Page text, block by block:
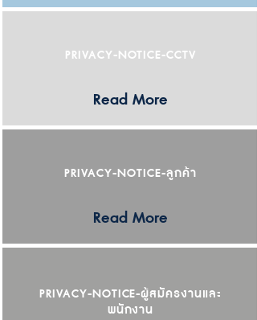
PRIVACY-NOTICE-CCTV
Read More
PRIVACY-NOTICE-ลูกค้า
Read More
PRIVACY-NOTICE-ผู้สมัครงานและ
พนักงาน